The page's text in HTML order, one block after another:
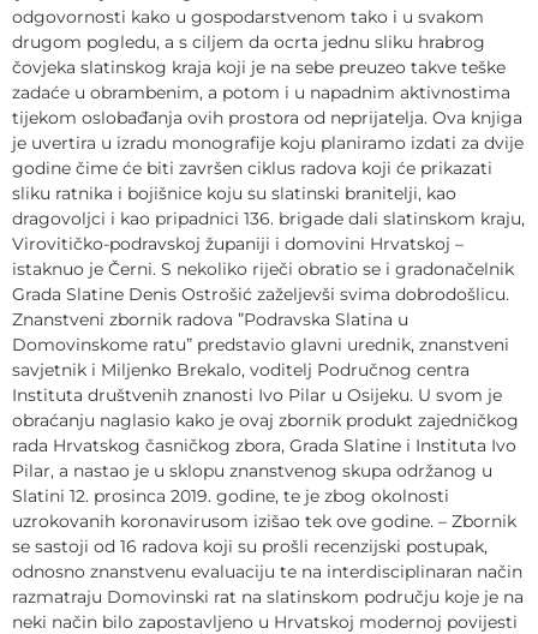
odgovornosti kako u gospodarstvenom tako i u svakom
drugom pogledu, a s ciljem da ocrta jednu sliku hrabrog
čovjeka slatinskog kraja koji je na sebe preuzeo takve teške
zadaće u obrambenim, a potom i u napadnim aktivnostima
tijekom oslobađanja ovih prostora od neprijatelja. Ova knjiga
je uvertira u izradu monografije koju planiramo izdati za dvije
godine čime će biti završen ciklus radova koji će prikazati
sliku ratnika i bojišnice koju su slatinski branitelji, kao
dragovoljci i kao pripadnici 136. brigade dali slatinskom kraju,
Virovitičko-podravskoj županiji i domovini Hrvatskoj –
istaknuo je Černi. S nekoliko riječi obratio se i gradonačelnik
Grada Slatine Denis Ostrošić zaželjevši svima dobrodošlicu.
Znanstveni zbornik radova ”Podravska Slatina u
Domovinskome ratu” predstavio glavni urednik, znanstveni
savjetnik i Miljenko Brekalo, voditelj Područnog centra
Instituta društvenih znanosti Ivo Pilar u Osijeku. U svom je
obraćanju naglasio kako je ovaj zbornik produkt zajedničkog
rada Hrvatskog časničkog zbora, Grada Slatine i Instituta Ivo
Pilar, a nastao je u sklopu znanstvenog skupa održanog u
Slatini 12. prosinca 2019. godine, te je zbog okolnosti
uzrokovanih koronavirusom izišao tek ove godine. – Zbornik
se sastoji od 16 radova koji su prošli recenzijski postupak,
odnosno znanstvenu evaluaciju te na interdisciplinaran način
razmatraju Domovinski rat na slatinskom području koje je na
neki način bilo zapostavljeno u Hrvatskoj modernoj povijesti